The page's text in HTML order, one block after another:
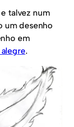
talvez num
um desenho
em
.